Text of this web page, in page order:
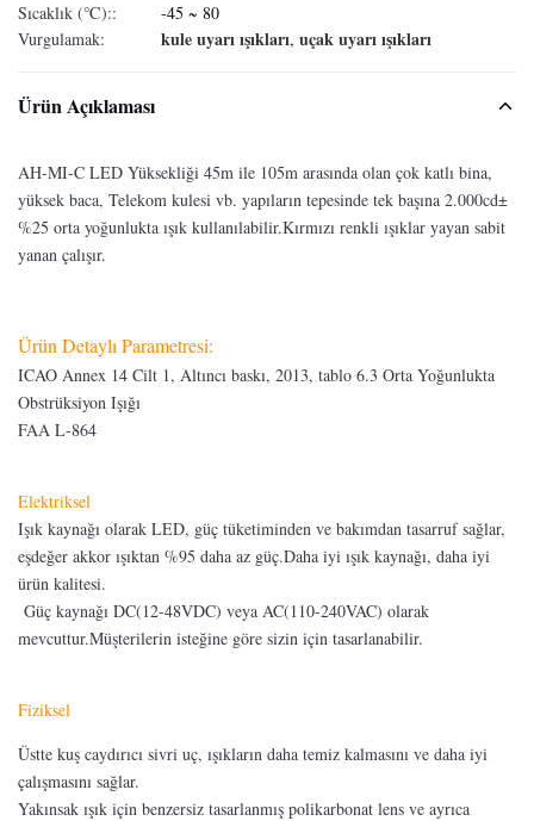
Sıcaklık (℃)::
-45 ~ 80
Vurgulamak:
kule uyarı ışıkları, uçak uyarı ışıkları
Ürün Açıklaması
AH-MI-C LED Yüksekliği 45m ile 105m arasında olan çok katlı bina,
yüksek baca, Telekom kulesi vb. yapıların tepesinde tek başına 2.000cd±
%25 orta yoğunlukta ışık kullanılabilir.Kırmızı renkli ışıklar yayan sabit
yanan çalışır.
Ürün Detaylı Parametresi:
ICAO Annex 14 Cilt 1, Altıncı baskı, 2013, tablo 6.3 Orta Yoğunlukta
Obstrüksiyon Işığı
FAA L-864
Elektriksel
Işık kaynağı olarak LED, güç tüketiminden ve bakımdan tasarruf sağlar,
eşdeğer akkor ışıktan %95 daha az güç.Daha iyi ışık kaynağı, daha iyi
ürün kalitesi.
Güç kaynağı DC(12-48VDC) veya AC(110-240VAC) olarak
mevcuttur.Müşterilerin isteğine göre sizin için tasarlanabilir.
Fiziksel
Üstte kuş caydırıcı sivri uç, ışıkların daha temiz kalmasını ve daha iyi
çalışmasını sağlar.
Yakınsak ışık için benzersiz tasarlanmış polikarbonat lens ve ayrıca